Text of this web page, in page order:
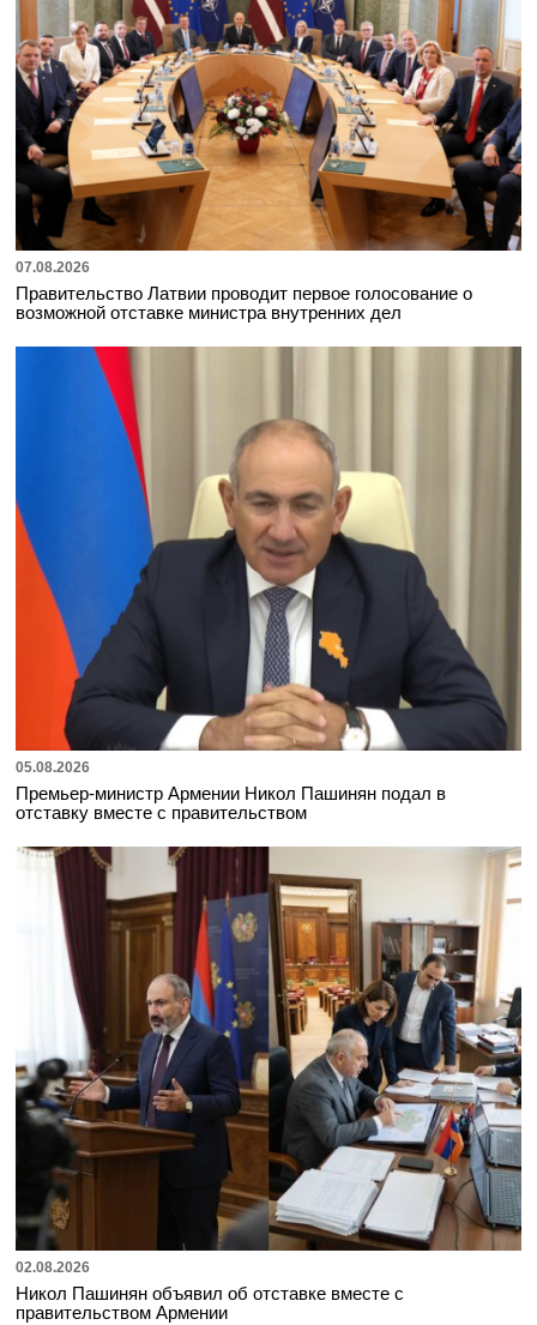
07.08.2026
Правительство Латвии проводит первое голосование о
возможной отставке министра внутренних дел
05.08.2026
Премьер-министр Армении Никол Пашинян подал в
отставку вместе с правительством
02.08.2026
Никол Пашинян объявил об отставке вместе с
правительством Армении